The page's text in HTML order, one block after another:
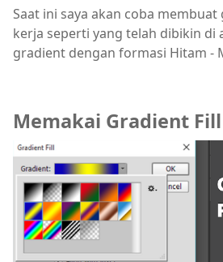
Saat ini saya akan coba
kerja seperti yang telah dibikin di
gradient dengan formasi Hitam -
Memakai Gradient